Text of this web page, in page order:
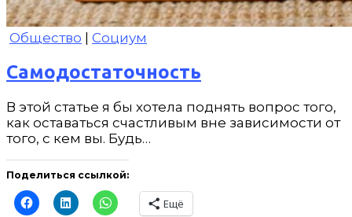
Общество | Социум
Самодостаточность
В этой статье я бы хотела поднять вопрос того,
как оставаться счастливым вне зависимости от
того, с кем вы. Будь…
Поделиться ссылкой:
Ещё